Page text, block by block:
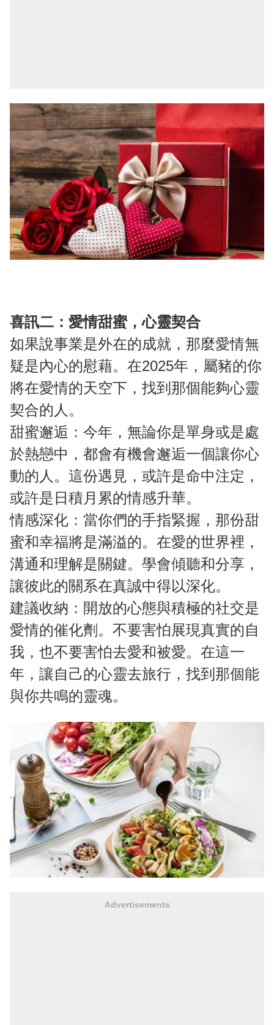
喜訊二：愛情甜蜜，心靈契合
如果說事業是外在的成就，那麼愛情無
疑是內心的慰藉。在2025年，屬豬的你
將在愛情的天空下，找到那個能夠心靈
契合的人。
甜蜜邂逅：今年，無論你是單身或是處
於熱戀中，都會有機會邂逅一個讓你心
動的人。這份遇見，或許是命中注定，
或許是日積月累的情感升華。
情感深化：當你們的手指緊握，那份甜
蜜和幸福將是滿溢的。在愛的世界裡，
溝通和理解是關鍵。學會傾聽和分享，
讓彼此的關系在真誠中得以深化。
建議收納：開放的心態與積極的社交是
愛情的催化劑。不要害怕展現真實的自
我，也不要害怕去愛和被愛。在這一
年，讓自己的心靈去旅行，找到那個能
與你共鳴的靈魂。
Advertisements